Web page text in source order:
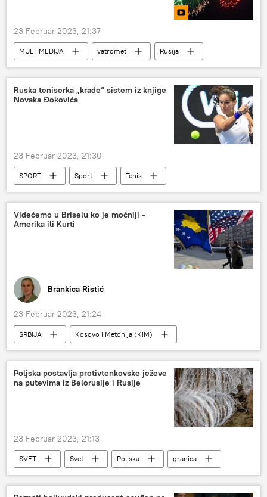
23 Februar 2023, 21:37
MULTIMEDIJA vatromet
Rusija
Dan zaštitnika otadžbine
Multimedija
Video-klub
Ruska teniserka „krade“ sistem iz knjige
Novaka Đokovića
23 Februar 2023, 21:30
SPORT Sport
Tenis
Novak Đoković
Videćemo u Briselu ko je moćniji -
Amerika ili Kurti
Brankica Ristić
23 Februar 2023, 21:24
SRBIJA
Kosovo i Metohija (KiM)
Dijalog Beograda i Prištine
Aljbin Kurti
Aleksandar Vučić
Brisel
sastanak
ZSO
Srbija – politika politički dijalog
Poljska postavlja protivtenkovske ježeve
na putevima iz Belorusije i Rusije
23 Februar 2023, 21:13
SVET Svet Poljska
granica
Rusija
Belorusija